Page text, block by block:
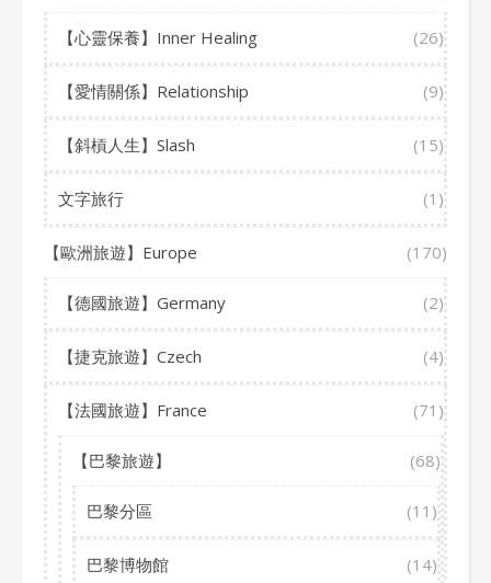
【心靈保養】Inner Healing (26)
【愛情關係】Relationship (9)
【斜槓人生】Slash (15)
文字旅行 (1)
【歐洲旅遊】Europe (170)
【德國旅遊】Germany (2)
【捷克旅遊】Czech (4)
【法國旅遊】France (71)
【巴黎旅遊】 (68)
巴黎分區 (11)
巴黎博物館 (14)